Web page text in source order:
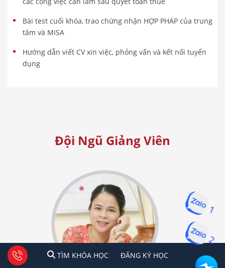
Bài test cuối khóa, trao chứng nhận HỢP PHÁP của trung
tâm và MISA
Hướng dẫn viết CV xin việc, phỏng vấn và kết nối tuyển
dụng
Đội Ngũ Giảng Viên
TÌM KHÓA HỌC ĐĂNG KÍ HỌC
1 2 Tư vấn facebook
TÌM KHÓA HỌC ĐĂNG KÝ HỌC
1
2